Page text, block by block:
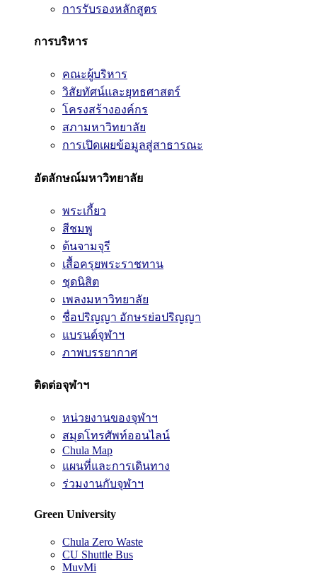
การรับรองหลักสูตร
การบริหาร
คณะผู้บริหาร
วิสัยทัศน์และยุทธศาสตร์
โครงสร้างองค์กร
สภามหาวิทยาลัย
การเปิดเผยข้อมูลสู่สาธารณะ
อัตลักษณ์มหาวิทยาลัย
พระเกี้ยว
สีชมพู
ต้นจามจุรี
เสื้อครุยพระราชทาน
ชุดนิสิต
เพลงมหาวิทยาลัย
ชื่อปริญญา อักษรย่อปริญญา
แบรนด์จุฬาฯ
ภาพบรรยากาศ
ติดต่อจุฬาฯ
หน่วยงานของจุฬาฯ
สมุดโทรศัพท์ออนไลน์
Chula Map
แผนที่และการเดินทาง
ร่วมงานกับจุฬาฯ
Green University
Chula Zero Waste
CU Shuttle Bus
MuvMi